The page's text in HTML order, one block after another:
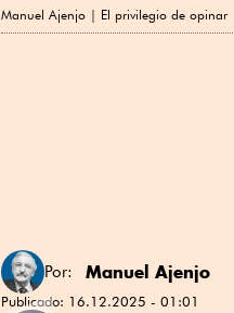
Manuel Ajenjo | El privilegio de opinar
Por: Manuel Ajenjo
Publicado: 16.12.2025 - 01:01